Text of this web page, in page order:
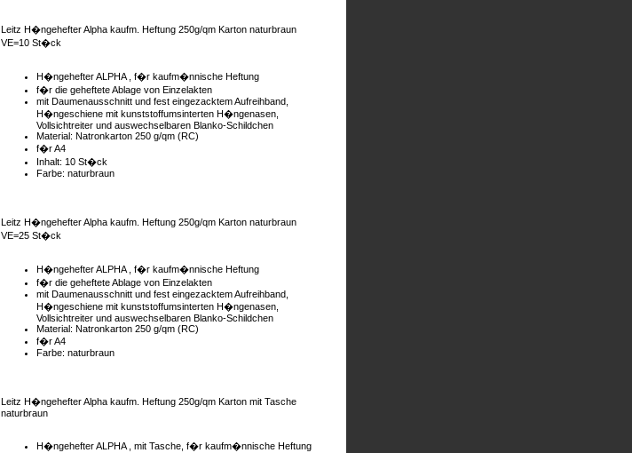
Leitz H�ngehefter Alpha kaufm. Heftung 250g/qm Karton naturbraun
VE=10 St�ck
H�ngehefter ALPHA , f�r kaufm�nnische Heftung
f�r die geheftete Ablage von Einzelakten
mit Daumenausschnitt und fest eingezacktem Aufreihband,
H�ngeschiene mit kunststoffumsinterten H�ngenasen,
Vollsichtreiter und auswechselbaren Blanko-Schildchen
Material: Natronkarton 250 g/qm (RC)
f�r A4
Inhalt: 10 St�ck
Farbe: naturbraun
Leitz H�ngehefter Alpha kaufm. Heftung 250g/qm Karton naturbraun
VE=25 St�ck
H�ngehefter ALPHA , f�r kaufm�nnische Heftung
f�r die geheftete Ablage von Einzelakten
mit Daumenausschnitt und fest eingezacktem Aufreihband,
H�ngeschiene mit kunststoffumsinterten H�ngenasen,
Vollsichtreiter und auswechselbaren Blanko-Schildchen
Material: Natronkarton 250 g/qm (RC)
f�r A4
Farbe: naturbraun
Leitz H�ngehefter Alpha kaufm. Heftung 250g/qm Karton mit Tasche
naturbraun
H�ngehefter ALPHA , mit Tasche, f�r kaufm�nnische Heftung